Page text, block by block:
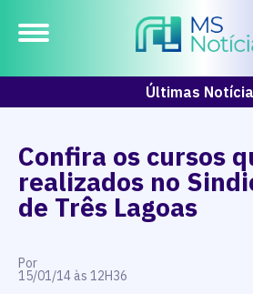
Últimas
Confira os cursos
realizados no
de Três Lagoas
Por
15/01/14 às 12H36